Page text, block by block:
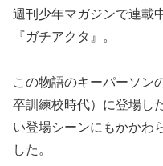
週刊少年マガジンで連載
『ガチアクタ』。
この物語のキーパーソン
卒訓練校時代）に登場し
い登場シーンにもかかわ
した。